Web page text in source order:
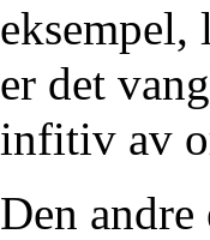
eksempel,
er det
infitiv av
Den